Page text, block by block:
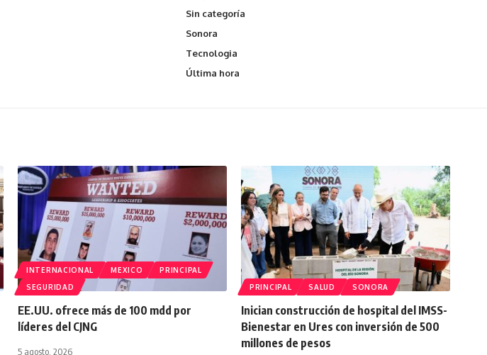
Sin categoría
Sonora
Tecnologia
Última hora
INTERNACIONAL MEXICO
PRINCIPAL
SEGURIDAD
EE.UU. ofrece más de 100 mdd por
líderes del CJNG
5 agosto, 2026
PRINCIPAL SALUD SONORA
Inician construcción de hospital del IMSS-
Bienestar en Ures con inversión de 500
millones de pesos